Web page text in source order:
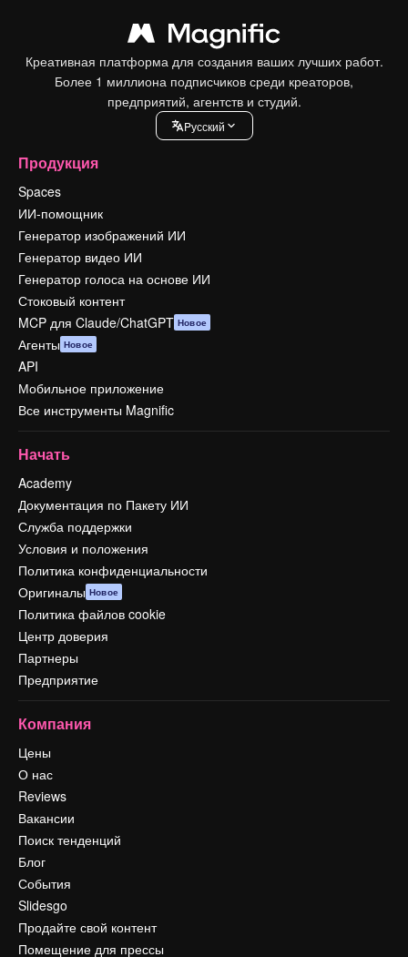
Креативная платформа для создания ваших лучших работ.
Более 1 миллиона подписчиков среди креаторов,
предприятий, агентств и студий.
Pусский
Продукция
Spaces
ИИ-помощник
Генератор изображений ИИ
Генератор видео ИИ
Генератор голоса на основе ИИ
Стоковый контент
MCP для Claude/ChatGPT Новое
Агенты Новое
API
Мобильное приложение
Все инструменты Magnific
Начать
Academy
Документация по Пакету ИИ
Служба поддержки
Условия и положения
Политика конфиденциальности
Оригиналы Новое
Политика файлов cookie
Центр доверия
Партнеры
Предприятие
Компания
Цены
О нас
Reviews
Вакансии
Поиск тенденций
Блог
События
Slidesgo
Продайте свой контент
Помещение для прессы